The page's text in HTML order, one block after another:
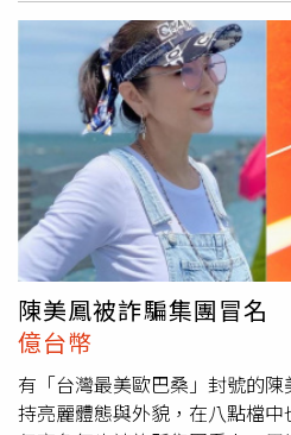
友前往，何超蓮媽媽陳婉珍、姐
出席，之後回到香港再邀請家
店舉行傳統儀式，雙方家長與
微博）何超蓮為好友們包辦3天
禮雖然刻意想低調，但兩人大婚
請120位保全保護賓客安全和隱
幣，就連賓客回禮都相當用心，
級香水，還有客製巧克力，卡
『竇』，喜結『蓮』理共白頭
篇章啦～很高興能和大家分享我
同沐陽光，成為彼此更好的人
支持。doudou（竇竇）&dada
出古禮與雙方長輩的照片，寫
分享並回「餘生漫漫」，甜蜜氛
陳美鳳被詐騙集團冒名
億台幣
有「台灣最美歐巴桑」封號的
持亮麗體態與外貌，在八點檔中